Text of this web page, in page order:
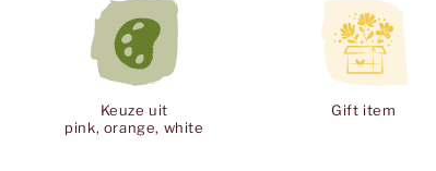
Keuze uit
pink, orange, white
Gift item